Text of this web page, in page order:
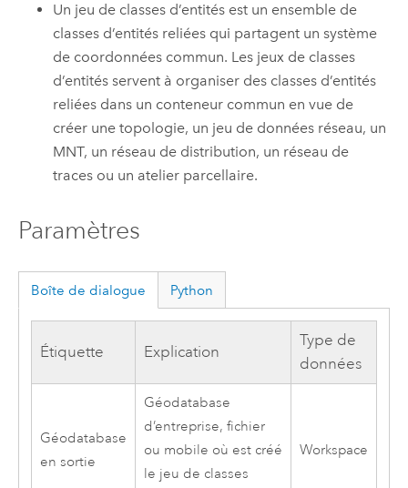
Un jeu de classes d’entités est un ensemble de
classes d’entités reliées qui partagent un système
de coordonnées commun. Les jeux de classes
d’entités servent à organiser des classes d’entités
reliées dans un conteneur commun en vue de
créer une topologie, un jeu de données réseau, un
MNT, un réseau de distribution, un réseau de
traces ou un atelier parcellaire.
Paramètres
Boîte de dialogue Python
Étiquette Explication
Type de
données
Géodatabase
en sortie
Géodatabase
d’entreprise, fichier
ou mobile où est créé
le jeu de classes
Workspace